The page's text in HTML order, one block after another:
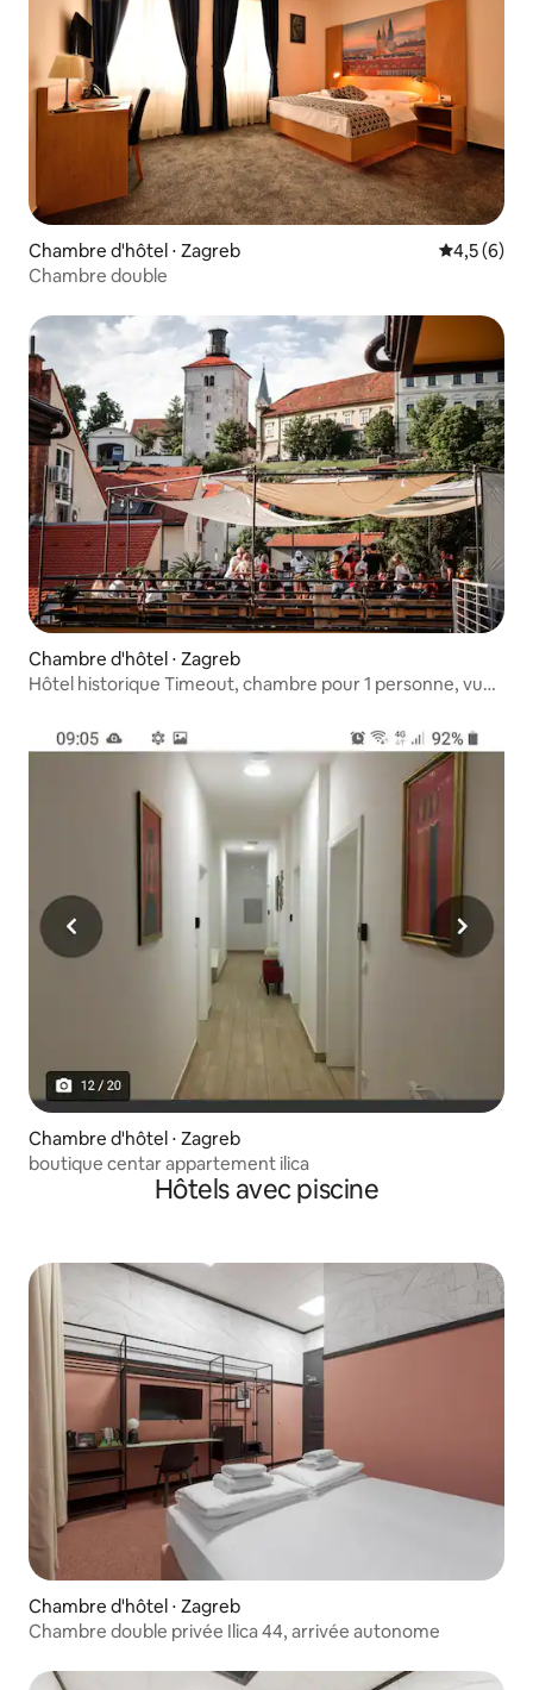
Chambre d'hôtel ⋅ Zagreb Évaluation
4,5 (6)
Chambre double
Chambre d'hôtel ⋅ Zagreb
Hôtel historique Timeout, chambre pour 1 personne, vue
Chambre d'hôtel ⋅ Zagreb
boutique centar appartement ilica
Hôtels avec piscine
Chambre d'hôtel ⋅ Zagreb
Chambre double privée Ilica 44, arrivée autonome